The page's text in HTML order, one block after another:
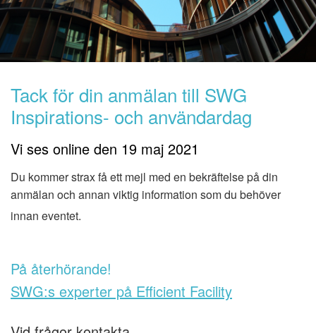
Tack för din anmälan till SWG
Inspirations- och användardag
Vi ses online den 19 maj 2021
Du kommer strax få ett mejl med en bekräftelse på din
anmälan och annan viktig information som du behöver
innan eventet.
På återhörande!
SWG:s experter på Efficient Facility